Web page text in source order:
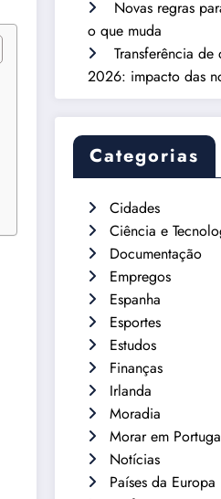
Novas regras
o que muda
Transferência
2026: impacto das
Categorias
Cidades
Ciência e
Documentação
Empregos
Espanha
Esportes
Estudos
Finanças
Irlanda
Moradia
Morar em
Notícias
Países da Europa